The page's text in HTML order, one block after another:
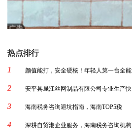
热点排行
1
颜值能打，安全硬核！年轻人第一台全能
2 安平县晟江丝网制品有限公司专业生产快
3 海南税务咨询避坑指南，海南TOP5税
4 深耕自贸港企业服务，海南税务咨询机构